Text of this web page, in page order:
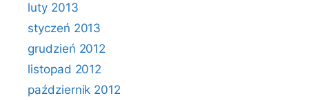
luty 2013
styczeń 2013
grudzień 2012
listopad 2012
październik 2012